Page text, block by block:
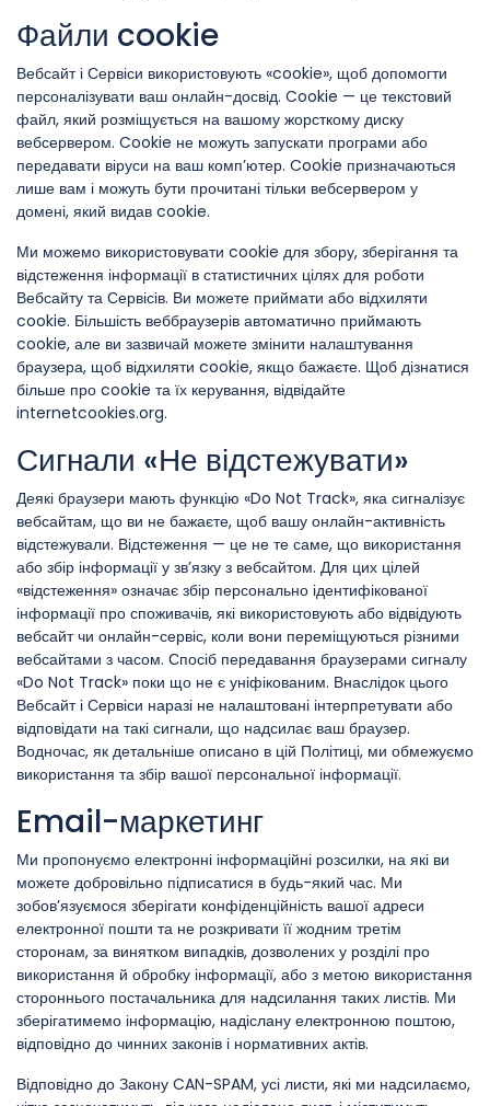
Файли cookie
Вебсайт і Сервіси використовують «cookie», щоб допомогти
персоналізувати ваш онлайн-досвід. Cookie — це текстовий
файл, який розміщується на вашому жорсткому диску
вебсервером. Cookie не можуть запускати програми або
передавати віруси на ваш комп’ютер. Cookie призначаються
лише вам і можуть бути прочитані тільки вебсервером у
домені, який видав cookie.
Ми можемо використовувати cookie для збору, зберігання та
відстеження інформації в статистичних цілях для роботи
Вебсайту та Сервісів. Ви можете приймати або відхиляти
cookie. Більшість веббраузерів автоматично приймають
cookie, але ви зазвичай можете змінити налаштування
браузера, щоб відхиляти cookie, якщо бажаєте. Щоб дізнатися
більше про cookie та їх керування, відвідайте
internetcookies.org.
Сигнали «Не відстежувати»
Деякі браузери мають функцію «Do Not Track», яка сигналізує
вебсайтам, що ви не бажаєте, щоб вашу онлайн-активність
відстежували. Відстеження — це не те саме, що використання
або збір інформації у зв’язку з вебсайтом. Для цих цілей
«відстеження» означає збір персонально ідентифікованої
інформації про споживачів, які використовують або відвідують
вебсайт чи онлайн-сервіс, коли вони переміщуються різними
вебсайтами з часом. Спосіб передавання браузерами сигналу
«Do Not Track» поки що не є уніфікованим. Внаслідок цього
Вебсайт і Сервіси наразі не налаштовані інтерпретувати або
відповідати на такі сигнали, що надсилає ваш браузер.
Водночас, як детальніше описано в цій Політиці, ми обмежуємо
використання та збір вашої персональної інформації.
Email-маркетинг
Ми пропонуємо електронні інформаційні розсилки, на які ви
можете добровільно підписатися в будь-який час. Ми
зобов’язуємося зберігати конфіденційність вашої адреси
електронної пошти та не розкривати її жодним третім
сторонам, за винятком випадків, дозволених у розділі про
використання й обробку інформації, або з метою використання
стороннього постачальника для надсилання таких листів. Ми
зберігатимемо інформацію, надіслану електронною поштою,
відповідно до чинних законів і нормативних актів.
Відповідно до Закону CAN-SPAM, усі листи, які ми надсилаємо,